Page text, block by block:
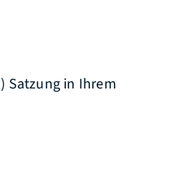
Satzung in Ihrem